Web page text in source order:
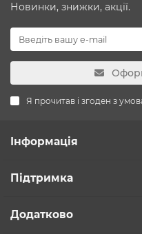
Новинки, знижки, акції.
Я прочитав і згоден з
Інформація
Підтримка
Додатково